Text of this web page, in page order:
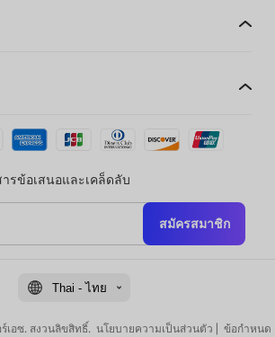
รข้อเสนอและเคล็ดลับ
สมัครสมาชิก
Thai - ไทย
เอซ. สงวนลิขสิทธิ์. นโยบายความเป็นส่วนตัว ข้อกำหนด